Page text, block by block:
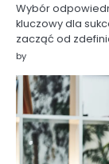
Wybór
kluczowy dla
zacząć od
by